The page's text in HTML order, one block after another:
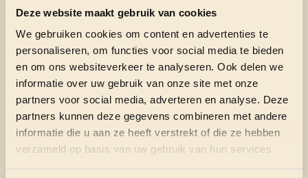
Deze website maakt gebruik van cookies
We gebruiken cookies om content en advertenties te
personaliseren, om functies voor social media te bieden
en om ons websiteverkeer te analyseren. Ook delen we
informatie over uw gebruik van onze site met onze
partners voor social media, adverteren en analyse. Deze
partners kunnen deze gegevens combineren met andere
informatie die u aan ze heeft verstrekt of die ze hebben
verzameld op basis van uw gebruik van hun services.
Senioren 2026 - 2027
Film 2026